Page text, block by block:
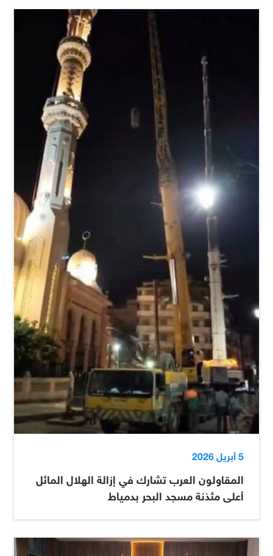
5 أبريل 2026
المقاولون العرب تشارك في إزالة الهلال المائل
أعلى مئذنة مسجد البحر بدمياط